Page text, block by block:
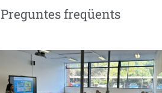
Preguntes freqüents